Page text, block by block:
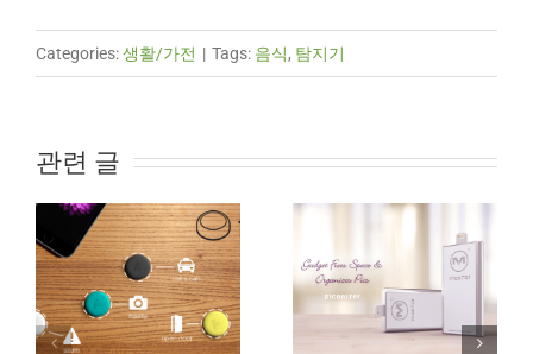
Categories:생활/가전 | Tags: 음식, 탐지기
관련 글